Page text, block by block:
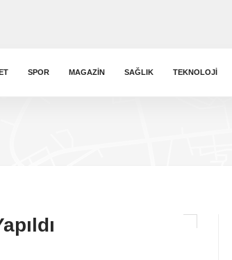
SPOR MAGAZIN SAĞLIK TEKNOLOJI